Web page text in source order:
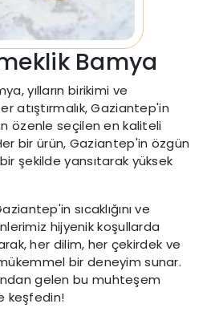
Bamya
yılların birikimi ve
atıştırmalık, Gaziantep'in
özenle seçilen en kaliteli
bir ürün, Gaziantep'in özgün
şekilde yansıtarak yüksek
sıcaklığını ve
hijyenik koşullarda
her dilim, her çekirdek ve
bir deneyim sunar.
gelen bu muhteşem
keşfedin!